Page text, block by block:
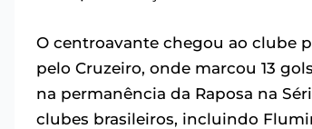
O centroavante chegou ao clube
pelo Cruzeiro, onde marcou 13
na permanência da Raposa na
clubes brasileiros, incluindo